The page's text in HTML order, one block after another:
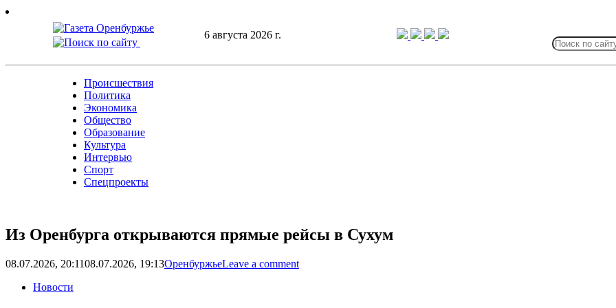
Skip
6 августа 2026 г.
for:
Происшествия
Политика
Экономика
Общество
Образование
Культура
Интервью
Спорт
Спецпроекты
Из Оренбурга открываются прямые рейсы в Сухум
08.07.2026, 20:1108.07.2026, 19:13ОренбуржьеLeave a comment
Новости